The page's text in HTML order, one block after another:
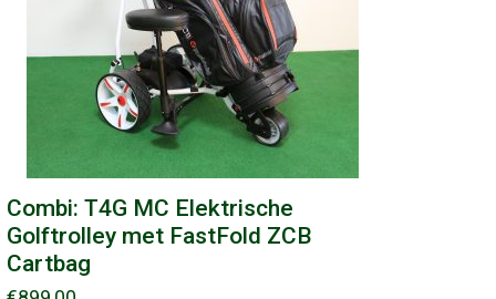
Combi: T4G MC Elektrische
Golftrolley met FastFold ZCB
Cartbag